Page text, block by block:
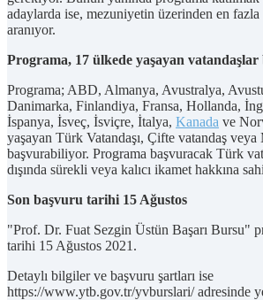
adaylarda ise, mezuniyetin üzerinden en fazla
aranıyor.
Programa, 17 ülkede yaşayan
Programa; ABD, Almanya, Avustralya,
Danimarka, Finlandiya, Fransa, Hollanda,
İspanya, İsveç, İsviçre, İtalya, Kanada ve
yaşayan Türk Vatandaşı, Çifte vatandaş
başvurabiliyor. Programa başvuracak Türk
dışında sürekli veya kalıcı ikamet hakkına
Son başvuru tarihi 15 Ağustos
"Prof. Dr. Fuat Sezgin Üstün Başarı Bursu"
tarihi 15 Ağustos 2021.
Detaylı bilgiler ve başvuru şartları ise
https://www.ytb.gov.tr/yvburslari/ adresinde